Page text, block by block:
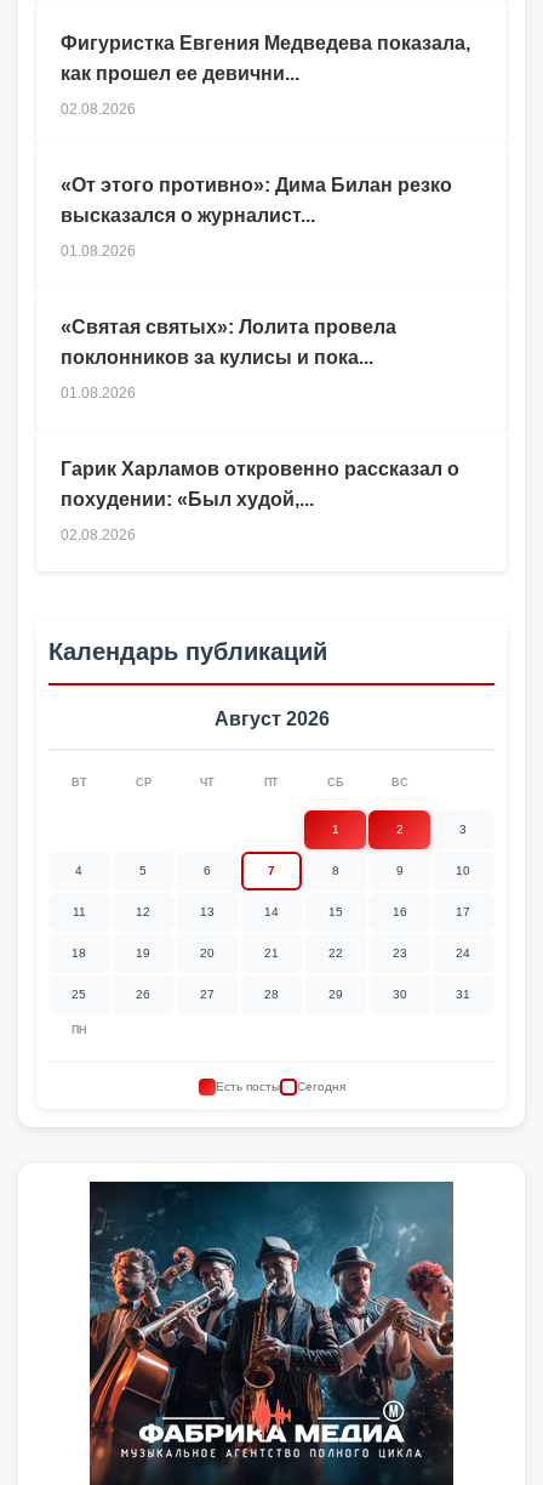
Гарик Харламов откровенно рассказал о
похудении: «Был худой,...
02.08.2026
Фигуристка Евгения Медведева показала,
как прошел ее девични...
02.08.2026
«От этого противно»: Дима Билан резко
высказался о журналист...
01.08.2026
«Святая святых»: Лолита провела
поклонников за кулисы и пока...
01.08.2026
Календарь публикаций
Август 2026
ПН
ВТ СР ЧТ ПТ СБ ВС
1 2 3
4 5 6 7 8 9 10
11 12 13 14 15 16 17
18 19 20 21 22 23 24
25 26 27 28 29 30 31
Есть посты Сегодня